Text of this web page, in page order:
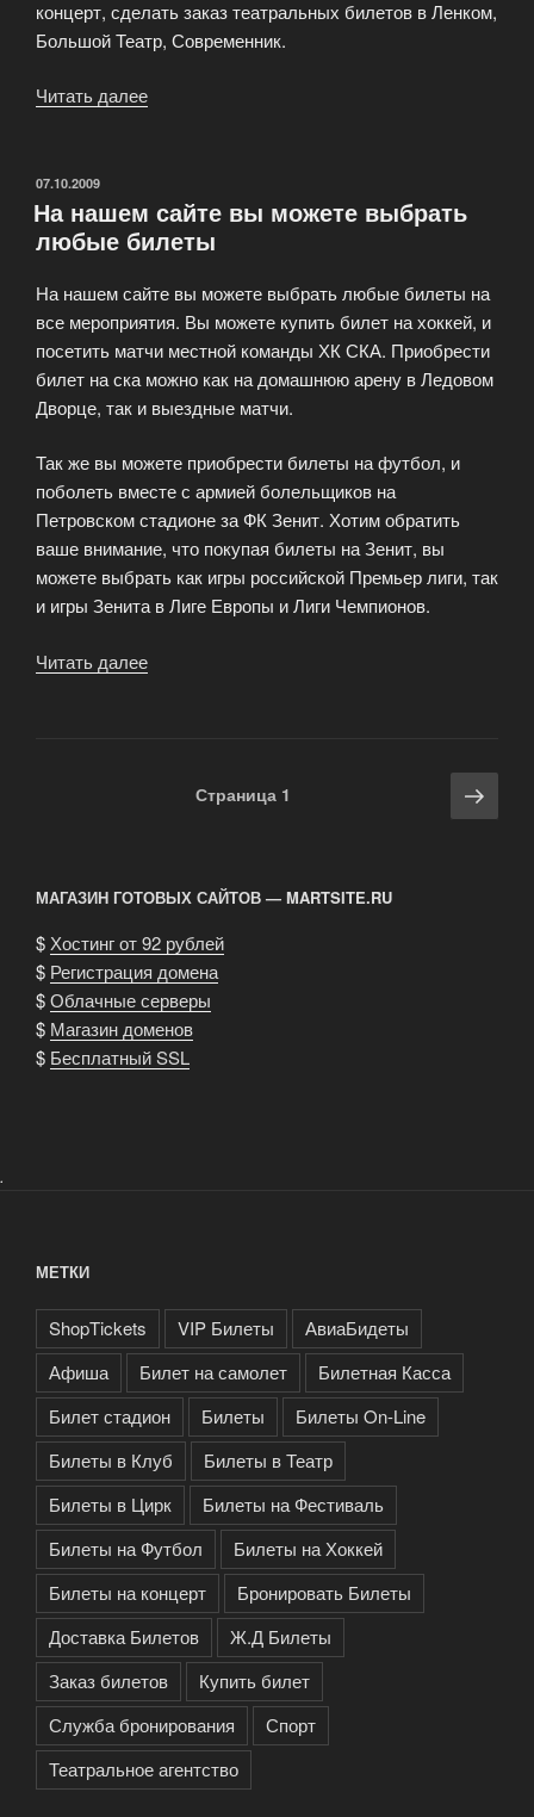
концерт, сделать заказ театральных билетов в Ленком,
Большой Театр, Современник.
Читать далее
заказ
и
билетов»
ОПУБЛИКОВАНО
07.10.2009
На нашем сайте вы можете выбрать
любые билеты
На нашем сайте вы можете выбрать любые билеты на
все мероприятия. Вы можете купить билет на хоккей, и
посетить матчи местной команды ХК СКА. Приобрести
билет на ска можно как на домашнюю арену в Ледовом
Дворце, так и выездные матчи.
Так же вы можете приобрести билеты на футбол, и
поболеть вместе с армией болельщиков на
Петровском стадионе за ФК Зенит. Хотим обратить
ваше внимание, что покупая билеты на Зенит, вы
можете выбрать как игры российской Премьер лиги, так
и игры Зенита в Лиге Европы и Лиги Чемпионов.
Читать далее
выбратьСтраница 1
МАГАЗИН ГОТОВЫХ САЙТОВ — MARTSITE.RU
$ Хостинг от 92 рублей
$ Регистрация домена
$Облачные серверы
$ Магазин доменов
$ Бесплатный SSL
.
МЕТКИ
ShopTickets VIP Билеты
АвиаБидеты
Афиша
Билет на самолет
Билетная Касса
Билет стадион
Билеты
Билеты On-Line
Билеты в Клуб
Билеты в Театр
Билеты в Цирк
Билеты на Фестиваль
Билеты на Футбол
Билеты на Хоккей
Билеты на концерт
Бронировать Билеты
Доставка Билетов
Ж.Д Билеты
Заказ билетов
Купить билет
Служба бронирования
Спорт
Театральное агентство